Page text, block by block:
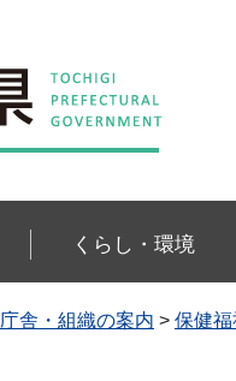
くらし・環境
庁舎・組織の案内 > 保健福